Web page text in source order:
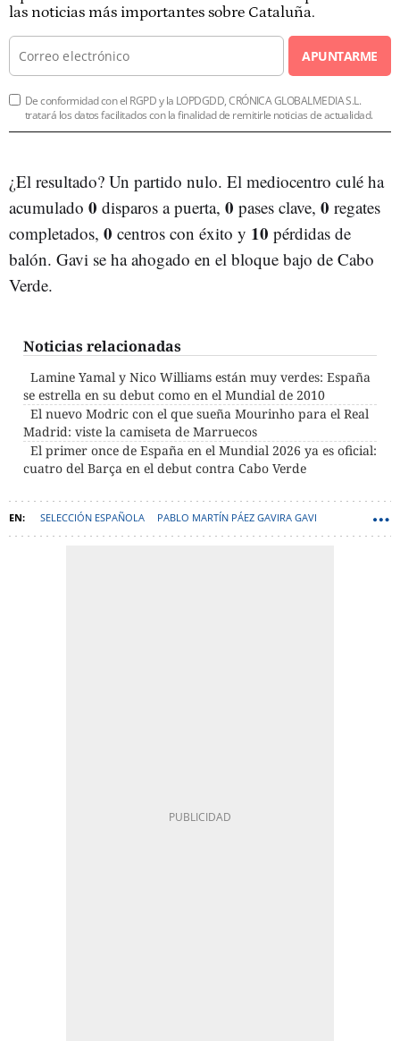
las noticias más importantes sobre Cataluña.
APUNTARME
De conformidad con el RGPD y la LOPDGDD, CRÓNICA GLOBALMEDIA S.L.
tratará los datos facilitados con la finalidad de remitirle noticias de actualidad.
¿El resultado? Un partido nulo. El mediocentro culé ha
acumulado 0 disparos a puerta, 0 pases clave, 0 regates
completados, 0 centros con éxito y 10 pérdidas de
balón. Gavi se ha ahogado en el bloque bajo de Cabo
Verde.
Noticias relacionadas
Lamine Yamal y Nico Williams están muy verdes: España
se estrella en su debut como en el Mundial de 2010
El nuevo Modric con el que sueña Mourinho para el Real
Madrid: viste la camiseta de Marruecos
El primer once de España en el Mundial 2026 ya es oficial:
cuatro del Barça en el debut contra Cabo Verde
SELECCIÓN ESPAÑOLA PABLO MARTÍN PÁEZ GAVIRA GAVI